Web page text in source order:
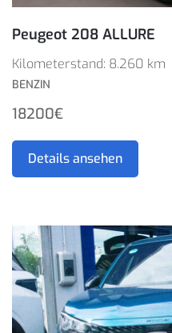
Peugeot 208 ALLURE
Kilometerstand: 8.260 km
BENZIN
18200€
Details ansehen